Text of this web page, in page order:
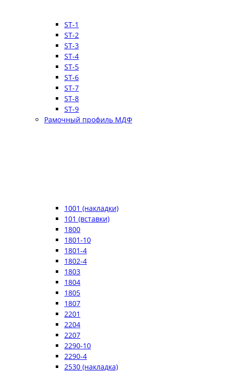
ST-1
ST-2
ST-3
ST-4
ST-5
ST-6
ST-7
ST-8
ST-9
Рамочный профиль МДФ
1001 (накладки)
101 (вставки)
1800
1801-10
1801-4
1802-4
1803
1804
1805
1807
2201
2204
2207
2290-10
2290-4
2530 (накладка)